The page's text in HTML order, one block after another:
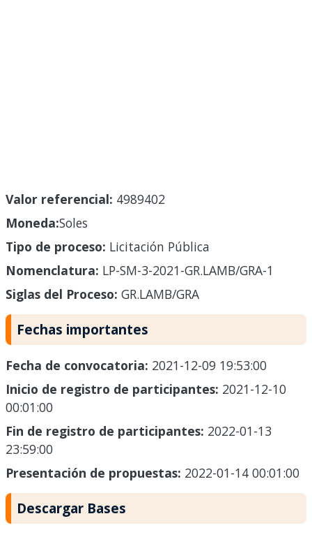
Valor referencial: 4989402
Moneda:Soles
Tipo de proceso: Licitación Pública
Nomenclatura: LP-SM-3-2021-GR.LAMB/GRA-1
Siglas del Proceso: GR.LAMB/GRA
Fechas importantes
Fecha de convocatoria: 2021-12-09 19:53:00
Inicio de registro de participantes: 2021-12-10
00:01:00
Fin de registro de participantes: 2022-01-13
23:59:00
Presentación de propuestas: 2022-01-14 00:01:00
Descargar Bases